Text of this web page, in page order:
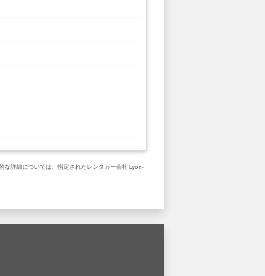
な詳細については、指定されたレンタカー会社 Lyon-